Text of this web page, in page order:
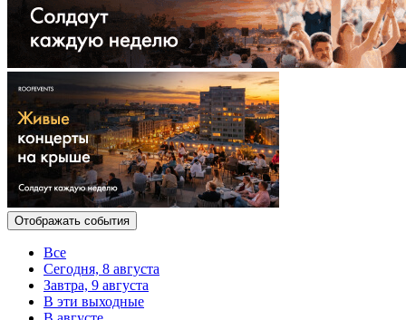
Отображать события
Все
Сегодня, 8 августа
Завтра, 9 августа
В эти выходные